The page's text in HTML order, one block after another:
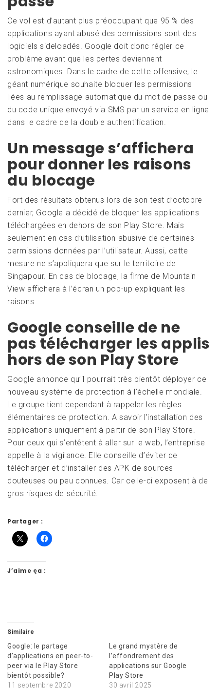
Ce vol est d’autant plus préoccupant que 95 % des
applications ayant abusé des permissions sont des
logiciels sideloadés. Google doit donc régler ce
problème avant que les pertes deviennent
astronomiques. Dans le cadre de cette offensive, le
géant numérique souhaite bloquer les permissions
liées au remplissage automatique du mot de passe ou
du code unique envoyé via SMS par un service en ligne
dans le cadre de la double authentification.
Un message s’affichera
pour donner les raisons
du blocage
Fort des résultats obtenus lors de son test d’octobre
dernier, Google a décidé de bloquer les applications
téléchargées en dehors de son Play Store. Mais
seulement en cas d’utilisation abusive de certaines
permissions données par l’utilisateur. Aussi, cette
mesure ne s’appliquera que sur le territoire de
Singapour. En cas de blocage, la firme de Mountain
View affichera à l’écran un pop-up expliquant les
raisons.
Google conseille de ne
pas télécharger les applis
hors de son Play Store
Google annonce qu’il pourrait très bientôt déployer ce
nouveau système de protection à l’échelle mondiale.
Le groupe tient cependant à rappeler les règles
élémentaires de protection. A savoir l’installation des
applications uniquement à partir de son Play Store.
Pour ceux qui s’entêtent à aller sur le web, l’entreprise
appelle à la vigilance. Elle conseille d’éviter de
télécharger et d’installer des APK de sources
douteuses ou peu connues. Car celle-ci exposent à de
gros risques de sécurité.
Partager :
J’aime ça :
Similaire
Google: le partage
d’applications en peer-to-
peer via le Play Store
bientôt possible?
11 septembre 2020
Le grand mystère de
l’effondrement des
applications sur Google
Play Store
30 avril 2025